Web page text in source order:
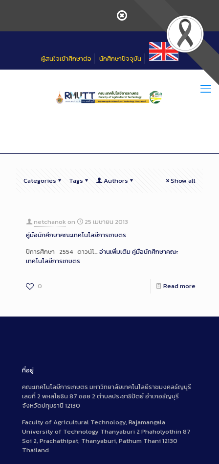
ผู้สนใจเข้าศึกษาต่อ นักศึกษาปัจจุบัน
Categories Tags Authors Show all
netchanok on
25 เมษายน 2013
คู่มือนักศึกษาคณะเทคโนโลยีการเกษตร
ปีการศึกษา 2554 ดาวน์โ… อ่านเพิ่มเติมคู่มือนักศึกษาคณะ
เทคโนโลยีการเกษตร
0 Read more
ที่อยู่
คณะเทคโนโลยีการเกษตร มหาวิทยาลัยเทคโนโลยีราชมงคลธัญบุรี
เลขที่ 2 พหลโยธิน 87 ซอย 2 ตำบลประชาธิปัตย์ อำเภอธัญบุรี
จังหวัดปทุมธานี 12130
Faculty of Agricultural Technology, Rajamangala
University of Technology Thanyaburi 2 Phaholyothin 87
Soi 2, Prachathipat, Thanyaburi, Pathum Thani 12130
Thailand